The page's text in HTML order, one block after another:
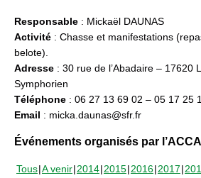
Responsable : Mickaël DAUNAS
Activité : Chasse et manifestations
belote).
Adresse : 30 rue de l’Abadaire – 17620
Symphorien
Téléphone : 06 27 13 69 02 – 05 17 25
Email : micka.daunas@sfr.fr
Événements organisés par
Tous A venir 2014 2015 2016 2017